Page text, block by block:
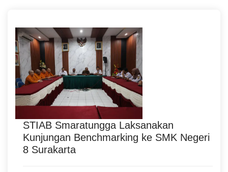
STIAB Smaratungga Laksanakan
Kunjungan Benchmarking ke SMK Negeri
8 Surakarta